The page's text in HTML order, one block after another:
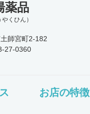
薬品
やくひん）
師宮町2-182
27-0360
お店の特徴